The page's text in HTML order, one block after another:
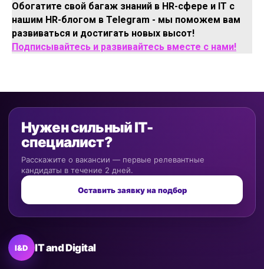
Обогатите свой багаж знаний в HR-сфере и IT с
нашим HR-блогом в Telegram - мы поможем вам
развиваться и достигать новых высот!
Подписывайтесь и развивайтесь вместе с нами!
Нужен сильный IT-
специалист?
Расскажите о вакансии — первые релевантные
кандидаты в течение 2 дней.
Оставить заявку на подбор
I&D IT and Digital